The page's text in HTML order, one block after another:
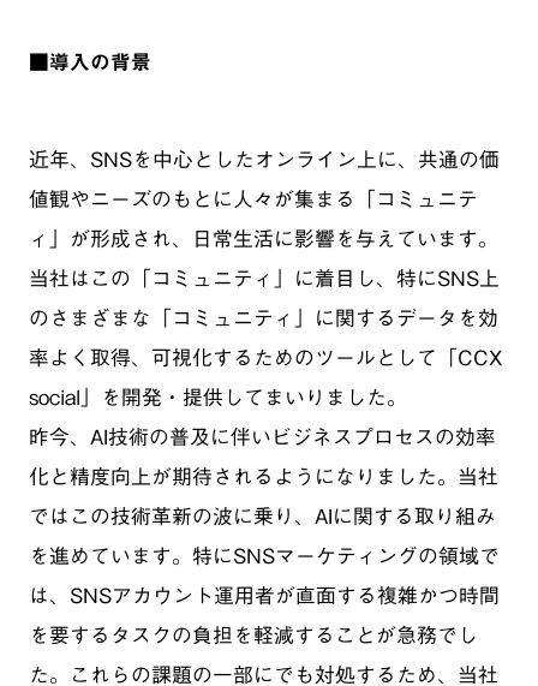
■導入の背景
近年、SNSを中心としたオンライン上に、共通の価
値観やニーズのもとに人々が集まる「コミュニテ
ィ」が形成され、日常生活に影響を与えています。
当社はこの「コミュニティ」に着目し、特にSNS上
のさまざまな「コミュニティ」に関するデータを効
率よく取得、可視化するためのツールとして「CCX
social」を開発・提供してまいりました。
昨今、AI技術の普及に伴いビジネスプロセスの効率
化と精度向上が期待されるようになりました。当社
ではこの技術革新の波に乗り、AIに関する取り組み
を進めています。特にSNSマーケティングの領域で
は、SNSアカウント運用者が直面する複雑かつ時間
を要するタスクの負担を軽減することが急務でし
た。これらの課題の一部にでも対処するため、当社